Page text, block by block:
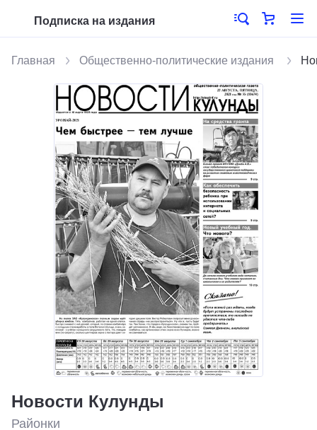
Подписка на издания
Главная Общественно-политические издания
Новости Кулунды
Районки